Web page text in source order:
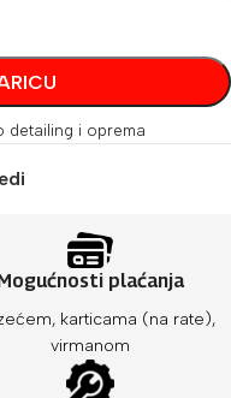
detailing i oprema
plaćanja
karticama (na rate),
virmanom